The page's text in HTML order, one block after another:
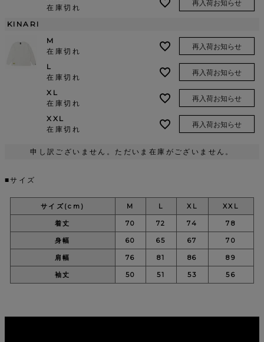
在庫切れ
再入荷お知らせ
KINARI
M
在庫切れ
再入荷お知らせ
L
在庫切れ
再入荷お知らせ
XL
在庫切れ
再入荷お知らせ
XXL
在庫切れ
再入荷お知らせ
申し訳ございません。ただいま在庫がございません。
■サイズ
サイズ(cm) M L XL XXL
着丈 70 72 74 78
身幅 60 65 67 70
肩幅 76 81 86 89
袖丈 50 51 53 56